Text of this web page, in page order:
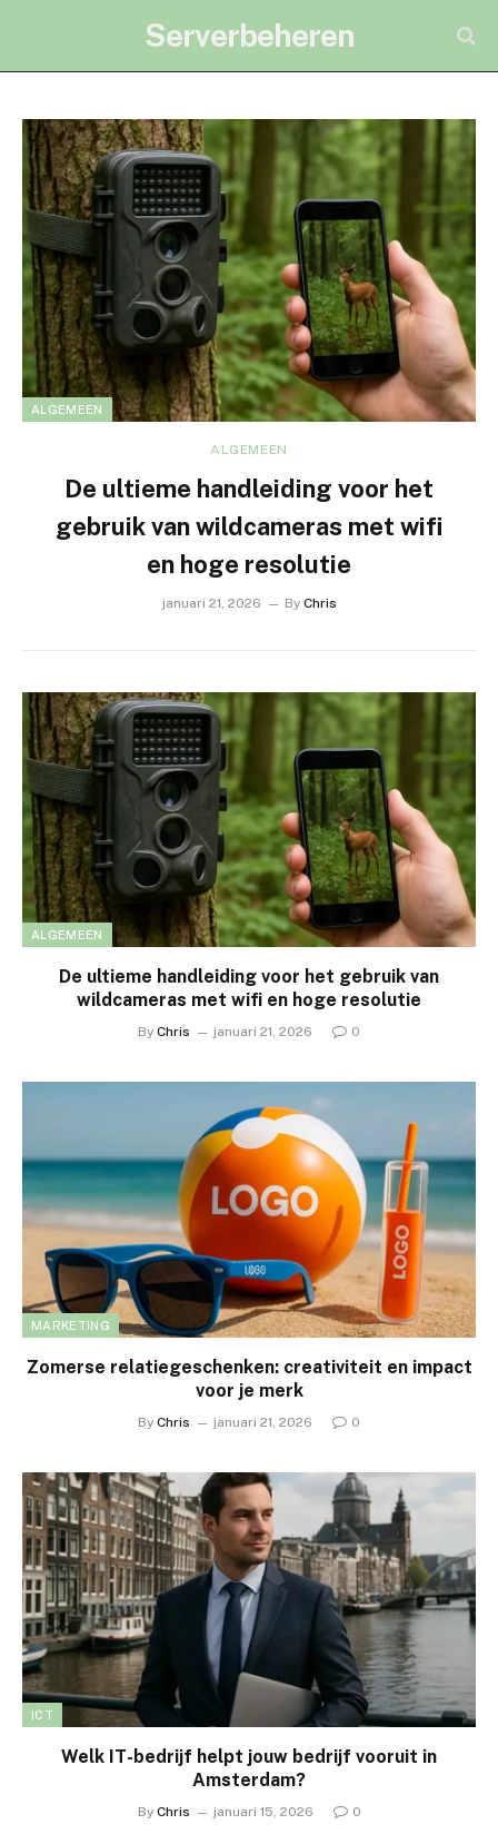
Serverbeheren
ALGEMEEN
ALGEMEEN
De ultieme handleiding voor het
gebruik van wildcameras met wifi
en hoge resolutie
januari 21, 2026 By Chris
ALGEMEEN
De ultieme handleiding voor het gebruik van
wildcameras met wifi en hoge resolutie
By Chris januari 21, 2026 0
MARKETING
Zomerse relatiegeschenken: creativiteit en impact
voor je merk
By Chris januari 21, 2026 0
ICT
Welk IT-bedrijf helpt jouw bedrijf vooruit in
Amsterdam?
By Chris januari 15, 2026 0